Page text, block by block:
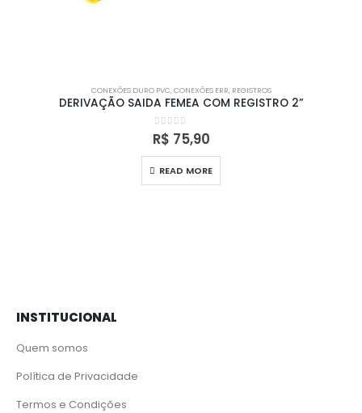
CONEXÕES DURO PVC,CONEXÕES ERR, REGISTROS
DERIVAÇÃO SAIDA FEMEA COM REGISTRO 2”
0out of 5
R$ 75,90
READ MORE
INSTITUCIONAL
Quem somos
Política de Privacidade
Termos e Condições